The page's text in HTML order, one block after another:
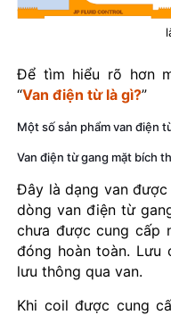
Để tìm hiểu rõ hơn
“Van điện từ là gì?”
Một số sản phẩm van điện
Van điện từ gang mặt bích
Đây là dạng van
dòng van điện từ
chưa được cung cấp
đóng hoàn toàn. Lưu
lưu thông qua van.
Khi coil được cung